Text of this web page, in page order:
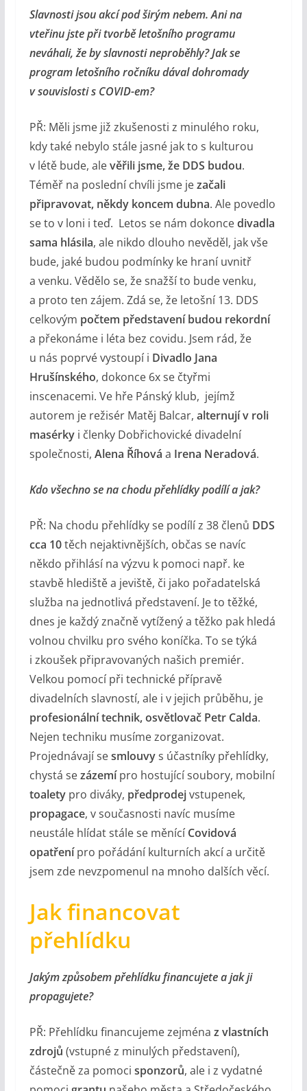
Slavnosti jsou akcí pod širým nebem. Ani na
vteřinu jste při tvorbě letošního programu
neváhali, že by slavnosti neproběhly? Jak se
program letošního ročníku dával dohromady
v souvislosti s COVID-em?
PŘ: Měli jsme již zkušenosti z minulého roku,
kdy také nebylo stále jasné jak to s kulturou
v létě bude, alevěřili jsme, že DDS budou.
Téměř na poslední chvíli jsme jezačali
připravovat, někdy koncem dubna. Ale povedlo
se to v loni i teď. Letos se nám dokoncedivadla
sama hlásila, ale nikdo dlouho nevěděl, jak vše
bude, jaké budou podmínky ke hraní uvnitř
a venku. Vědělo se, že snažší to bude venku,
a proto ten zájem. Zdá se, že letošní 13. DDS
celkovým počtem představení budou rekordní
a překonáme i léta bez covidu. Jsem rád, že
u nás poprvé vystoupí i Divadlo Jana
Hrušínského, dokonce 6x se čtyřmi
inscenacemi. Ve hře Pánský klub, jejímž
autorem je režisér Matěj Balcar, alternují v roli
masérkyi členky Dobřichovické divadelní
společnosti, Alena Říhová a Irena Neradová.
Kdo všechno se na chodu přehlídky podílí a jak?
PŘ: Na chodu přehlídky se podílí z 38 členů DDS
cca 10těch nejaktivnějších, občas se navíc
někdo přihlásí na výzvu k pomoci např. ke
stavbě hlediště a jeviště, či jako pořadatelská
služba na jednotlivá představení. Je to těžké,
dnes je každý značně vytížený a těžko pak hledá
volnou chvilku pro svého koníčka. To se týká
i zkoušek připravovaných našich premiér.
Velkou pomocí při technické přípravě
divadelních slavností, ale i v jejich průběhu, je
profesionální technik, osvětlovač Petr Calda.
Nejen techniku musíme zorganizovat.
Projednávají sesmlouvys účastníky přehlídky,
chystá sezázemípro hostující soubory, mobilní
toalety pro diváky, předprodejvstupenek,
propagace, v současnosti navíc musíme
neustále hlídat stále se měnícíCovidová
opatřenípro pořádání kulturních akcí a určitě
jsem zde nevzpomenul na mnoho dalších věcí.
Jak financovat
přehlídku
Jakým způsobem přehlídku financujete a jak ji
propagujete?
PŘ: Přehlídku financujeme zejména z vlastních
zdrojů (vstupné z minulých představení),
částečně za pomoci sponzorů, ale i z vydatné